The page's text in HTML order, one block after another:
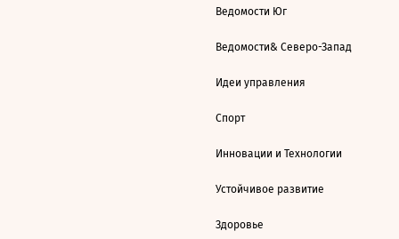
Ведомости Юг
Ведомости& Северо-Запад
Идеи управления
Спорт
Инновации и Технологии
Устойчивое развитие
Здоровье